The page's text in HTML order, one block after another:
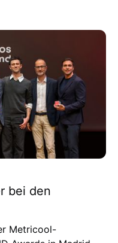
bei den
Metricool-